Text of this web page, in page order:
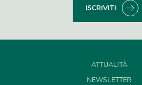
ISCRIVITI
ATTUALITÀ
NEWSLETTER